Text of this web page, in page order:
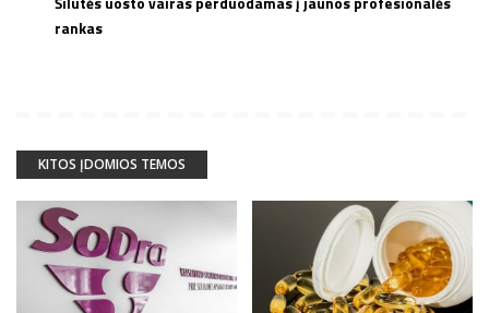
rankas
KITOS ĮDOMIOS TEMOS